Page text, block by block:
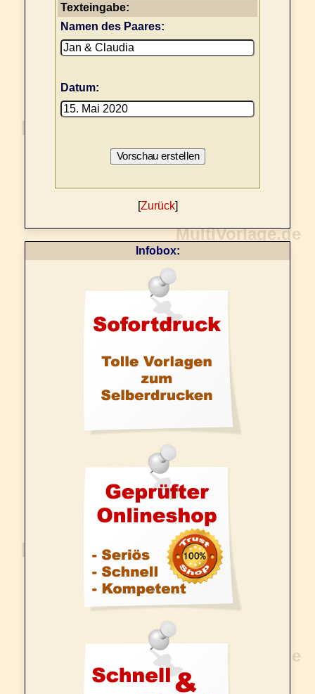
Texteingabe:
Namen des Paares:
Datum:
[Zurück]
Infobox: